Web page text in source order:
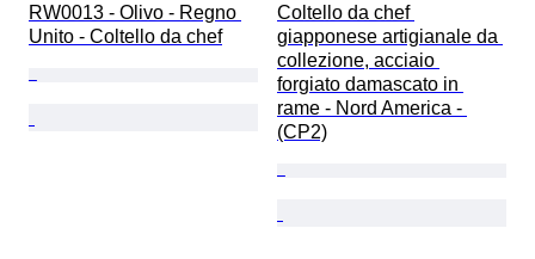
RW0013 - Olivo - Regno
Unito - Coltello da chef
Coltello da chef
giapponese artigianale da
collezione, acciaio
forgiato damascato in
rame - Nord America -
(CP2)